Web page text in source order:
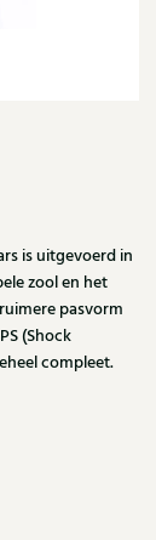
is uitgevoerd in
zool en het
pasvorm
(Shock
compleet.